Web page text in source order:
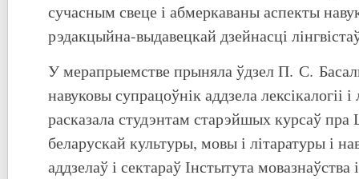
сучасным свеце і абмеркаваны аспекты
рэдакцыйна-выдавецкай дзейнасці
У мерапрыемстве прыняла ўдзел П. С.
навуковы супрацоўнік аддзела лексікалогіі і
расказала студэнтам старэйшых курсаў пра
беларускай культуры, мовы і літаратуры і
аддзелаў і сектараў Інстытута